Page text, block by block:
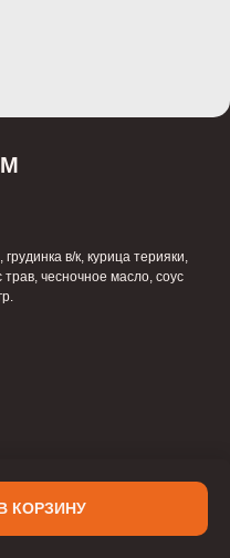
КОРЗИНУ
в/к, курица терияки,
чесночное масло, соус